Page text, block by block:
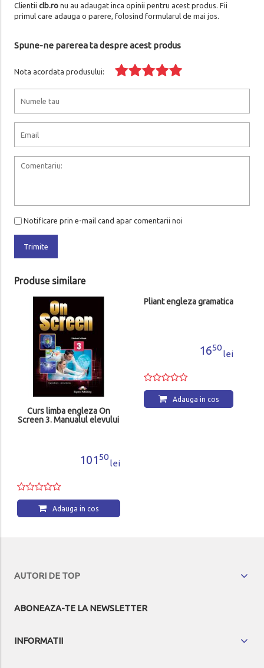
Clientii clb.ronu au adaugat inca opinii pentru acest produs. Fii
primul care adauga o parere, folosind formularul de mai jos.
Spune-ne parerea ta despre acest produs
Nota acordata produsului:
Notificare prin e-mail cand apar comentarii noi
Trimite
Produse similare
Curs limba engleza On
Screen 3. Manualul elevului
101 50
lei
Adauga in cos
Pliant engleza gramatica
AUTORI DE TOP
ABONEAZA-TE LA NEWSLETTER
INFORMATII